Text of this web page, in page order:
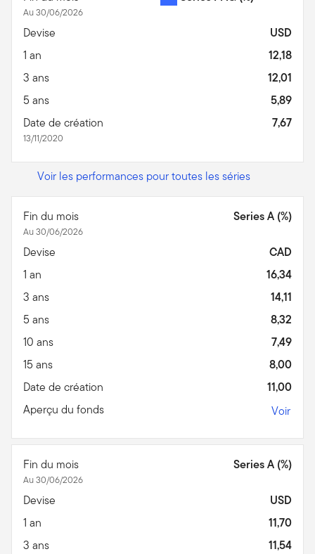
Au 30/06/2026
Devise
USD
1 an
12,18
3 ans
12,01
5 ans
5,89
Date de création
13/11/2020
7,67
Voir les performances pour toutes les séries
Fin du mois
Au 30/06/2026
Series A (%)
Devise
CAD
1 an
16,34
3 ans
14,11
5 ans
8,32
10 ans
7,49
15 ans
8,00
Date de création
11,00
Aperçu du fonds
Voir
Fin du mois
Au 30/06/2026
Series A (%)
Devise
USD
1 an
11,70
3 ans
11,54